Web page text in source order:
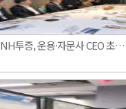
NH투증, 운용·자문사 CEO 초…